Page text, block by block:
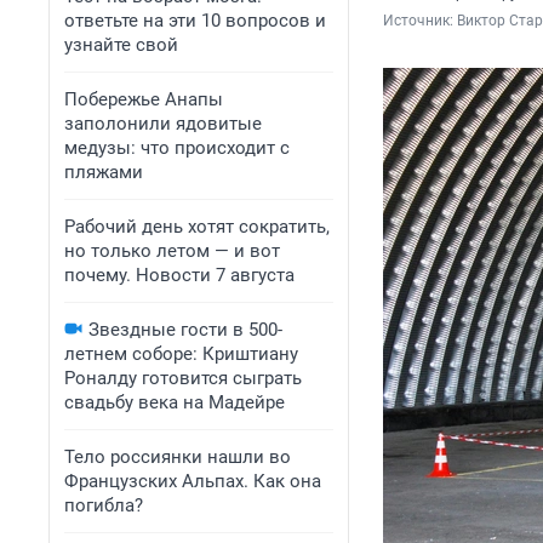
ответьте на эти 10 вопросов и
узнайте свой
Побережье Анапы
заполонили ядовитые
медузы: что происходит с
пляжами
Рабочий день хотят сократить,
но только летом — и вот
почему. Новости 7 августа
Звездные гости в 500-
летнем соборе: Криштиану
Роналду готовится сыграть
свадьбу века на Мадейре
Тело россиянки нашли во
Французских Альпах. Как она
погибла?
Источник: Виктор